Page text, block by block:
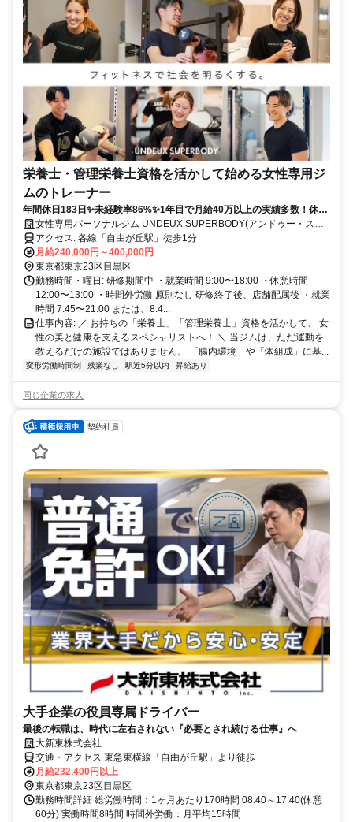
栄養士・管理栄養士資格を活かして始める女性専用ジ
ムのトレーナー
年間休日183日✨未経験率86%✨1年目で月給40万以上の実績多数！休み
も、あなたの成長も、全力サポート！
女性専用パーソナルジム UNDEUX SUPERBODY(アンドゥー・スー
パーボディ)アクセス: 各線「自由が丘駅」徒歩1分
月給240,000円～400,000円
東京都東京23区目黒区
勤務時間・曜日: 研修期間中 ・就業時間 9:00〜18:00 ・休憩時間
12:00〜13:00 ・時間外労働 原則なし 研修終了後、店舗配属後 ・就業
時間 7:45〜21:00 または、8:4...
仕事内容: ／ お持ちの「栄養士」「管理栄養士」資格を活かして、 女
性の美と健康を支えるスペシャリストへ！ ＼ 当ジムは、ただ運動を
教えるだけの施設ではありません。 「腸内環境」や「体組成」に基...
変形労働時間制 残業なし 駅近5分以内 昇給あり
同じ企業の求人
契約社員
大手企業の役員専属ドライバー
最後の転職は、時代に左右されない『必要とされ続ける仕事』へ
大新東株式会社
交通・アクセス 東急東横線「自由が丘駅」より徒歩
月給232,400円以上
東京都東京23区目黒区
勤務時間詳細 総労働時間：1ヶ月あたり170時間 08:40～17:40(休憩
60分) 実働時間8時間 時間外労働：月平均15時間